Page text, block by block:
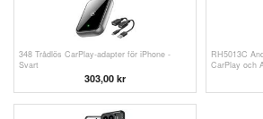
348 Trådlös CarPlay-adapter för iPhone -
Svart
303,00 kr
RH5013C
CarPlay och